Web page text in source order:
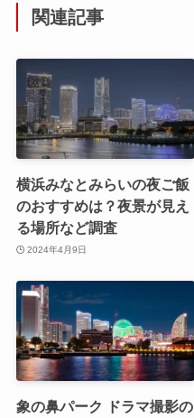
関連記事
横浜みなとみらいの夜ご飯
のおすすめは？夜景が見え
る場所など調査
2024年4月9日
象の鼻パーク ドラマ撮影の